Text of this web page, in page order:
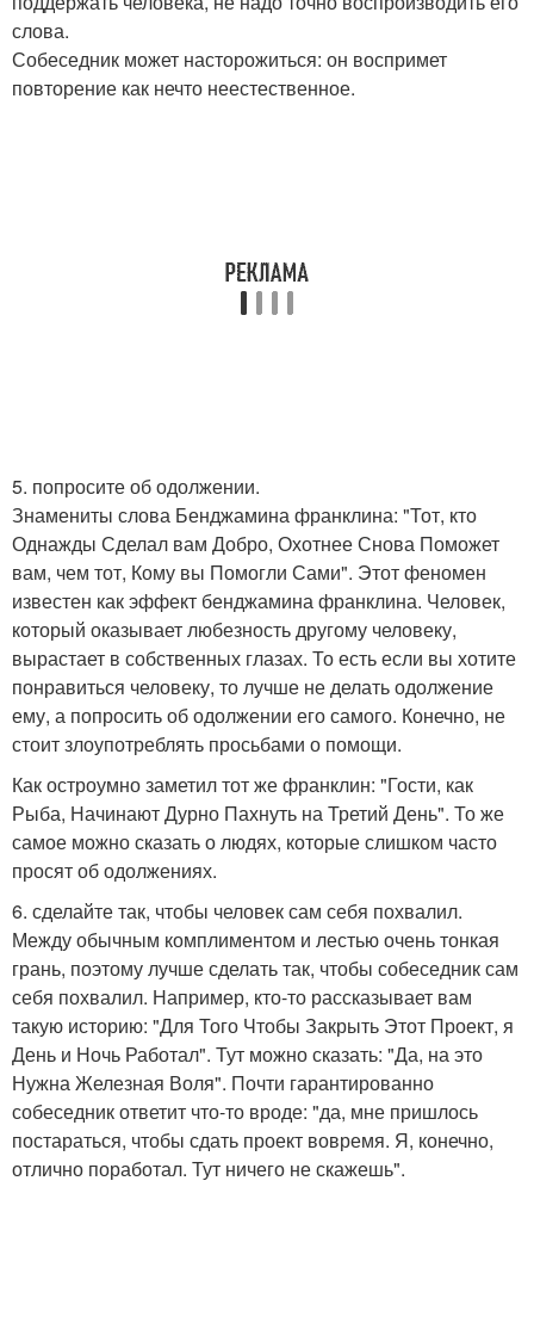
слова.
Собеседник может насторожиться: он воспримет
повторение как нечто неестественное.
5. попросите об одолжении.
Знамениты слова Бенджамина франклина: "Тот, кто
Однажды Сделал вам Добро, Охотнее Снова Поможет
вам, чем тот, Кому вы Помогли Сами". Этот феномен
известен как эффект бенджамина франклина. Человек,
который оказывает любезность другому человеку,
вырастает в собственных глазах. То есть если вы хотите
понравиться человеку, то лучше не делать одолжение
ему, а попросить об одолжении его самого. Конечно, не
стоит злоупотреблять просьбами о помощи.
Как остроумно заметил тот же франклин: "Гости, как
Рыба, Начинают Дурно Пахнуть на Третий День". То же
самое можно сказать о людях, которые слишком часто
просят об одолжениях.
6. сделайте так, чтобы человек сам себя похвалил.
Между обычным комплиментом и лестью очень тонкая
грань, поэтому лучше сделать так, чтобы собеседник сам
себя похвалил. Например, кто-то рассказывает вам
такую историю: "Для Того Чтобы Закрыть Этот Проект, я
День и Ночь Работал". Тут можно сказать: "Да, на это
Нужна Железная Воля". Почти гарантированно
собеседник ответит что-то вроде: "да, мне пришлось
постараться, чтобы сдать проект вовремя. Я, конечно,
отлично поработал. Тут ничего не скажешь".